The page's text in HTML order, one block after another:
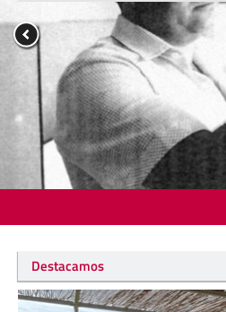
Destacamos